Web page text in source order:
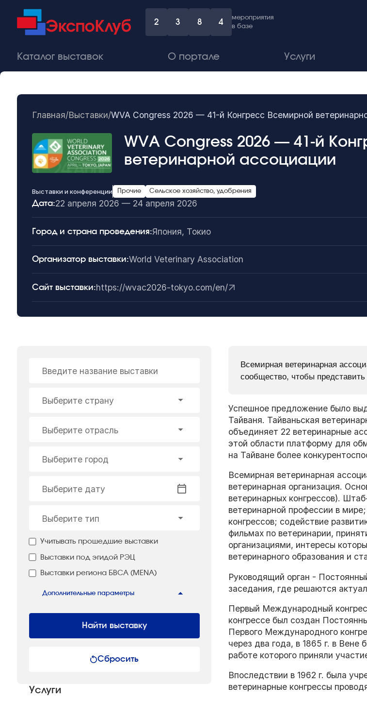
2 3 8 4
мероприятия
в базе
Каталог выставок О портале Услуги
Главная/Выставки/WVA Congress 2026 — 41-й Конгресс Всемирной
WVA Congress 2026 — 41-й
ветеринарной ассоциации
Выставки и конференции Прочие Сельское хозяйство, удобрения
Дата:22 апреля 2026 — 24 апреля 2026
Город и страна проведения:Япония, Токио
Организатор выставки:World Veterinary Association
Сайт выставки:https://wvac2026-tokyo.com/en/
Введите название выставки
Выберите страну
Выберите отрасль
Выберите город
Выберите дату
Выберите тип
Учитывать прошедшие выставки
Выставки под эгидой РЭЦ
Выставки региона БВСА (MENA)
Дополнительные параметры
Найти выставку
Сбросить
Услуги
Всемирная ветеринарная
сообщество, чтобы
Успешное предложение было
Тайваня. Тайваньская
объединяет 22 ветеринарные
этой области платформу для
на Тайване более
Всемирная ветеринарная
ветеринарная организация.
ветеринарных конгрессов).
ветеринарной профессии в
конгрессов; содействие
фильмах по ветеринарии,
организациями, интересы
ветеринарного образования и
Руководящий орган -
заседания, где решаются
Первый Международный
конгрессе был создан
Первого Международного
через два года, в 1865 г. в
работе которого приняли
Впоследствии в 1962 г. была
ветеринарные конгрессы